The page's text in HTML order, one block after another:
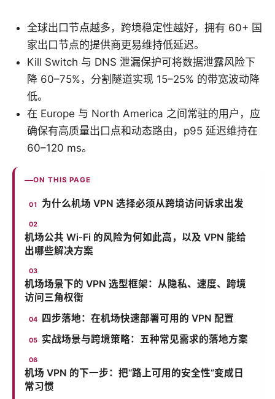
全球出口节点越多，跨境稳定性越好，拥有 60+ 国
家出口节点的提供商更易维持低延迟。
Kill Switch 与 DNS 泄漏保护可将数据泄露风险下
降 60–75%，分割隧道实现 15–25% 的带宽波动降
低。
在 Europe 与 North America 之间常驻的用户，应
确保有高质量出口点和动态路由，p95 延迟维持在
60–120 ms。
ON THIS PAGE
为什么机场 VPN 选择必须从跨境访问诉求出发
机场公共 Wi‑Fi 的风险为何如此高，以及 VPN 能给
出哪些解决方案
机场场景下的 VPN 选型框架：从隐私、速度、跨境
访问三角权衡
四步落地：在机场快速部署可用的 VPN 配置
实战场景与跨境策略：五种常见需求的落地方案
机场 VPN 的下一步：把“路上可用的安全性”变成日
常习惯